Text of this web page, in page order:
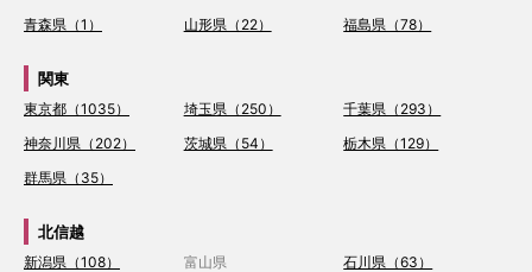
青森県（1）
山形県（22） 福島県（78）
関東
東京都（1035） 埼玉県（250）
千葉県（293）
神奈川県（202）
茨城県（54）
栃木県（129）
群馬県（35）
北信越
新潟県（108） 富山県
石川県（63）